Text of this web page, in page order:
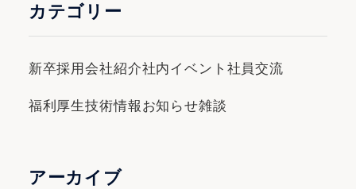
カテゴリー
新卒採用会社紹介社内イベント 社員交流
福利厚生技術情報 お知らせ雑談
アーカイブ